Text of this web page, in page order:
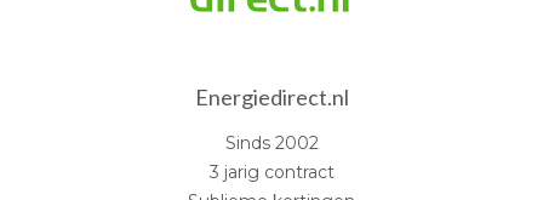
Energiedirect.nl
Sinds 2002
3 jarig contract